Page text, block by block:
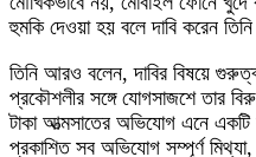
হুমকি দেওয়া হয় বলে দাবি করেন
তিনি আরও বলেন, দাবির বিষয়ে
প্রকৌশলীর সঙ্গে যোগসাজশে তার
টাকা আত্মসাতের অভিযোগ এনে
প্রকাশিত সব অভিযোগ সম্পূর্ণ